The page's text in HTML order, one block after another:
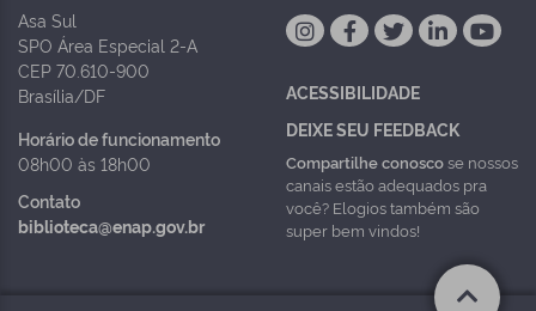
Asa Sul
SPO Área Especial 2-A
CEP 70.610-900
Brasília/DF
Horário de funcionamento
08h00 às 18h00
Contato
biblioteca@enap.gov.br
ACESSIBILIDADE
DEIXE SEU FEEDBACK
Compartilhe conoscose nossos
canais estão adequados pra
você? Elogios também são
super bem vindos!